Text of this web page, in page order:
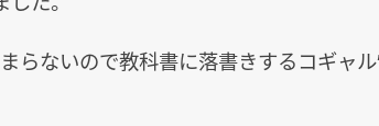
らないので教科書に落書きするコギャル